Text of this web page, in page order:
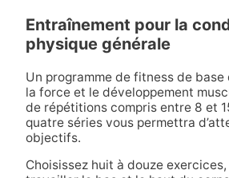
Entraînement pour la
physique générale
Un programme de fitness de
la force et le développement
de répétitions compris entre 8 et
quatre séries vous permettra
objectifs.
Choisissez huit à douze